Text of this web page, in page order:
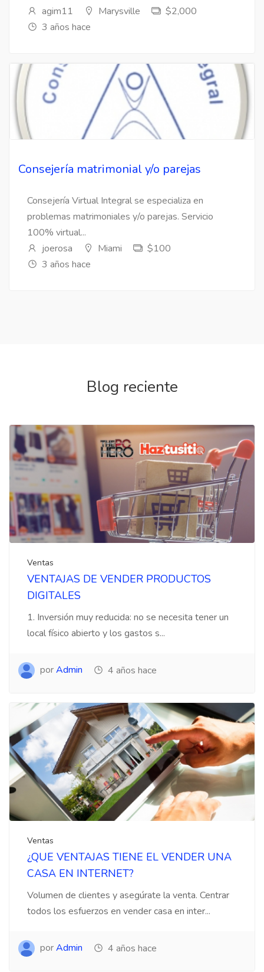
agim11
Marysville
$2,000
3 años hace
Consejería matrimonial y/o parejas
Consejería Virtual Integral se especializa en
problemas matrimoniales y/o parejas. Servicio
100% virtual...
joerosa
Miami
$100
3 años hace
Blog reciente
Ventas
VENTAJAS DE VENDER PRODUCTOS
DIGITALES
1. Inversión muy reducida: no se necesita tener un
local físico abierto y los gastos s...
porAdmin 4 años hace
Ventas
¿QUE VENTAJAS TIENE EL VENDER UNA
CASA EN INTERNET?
Volumen de clientes y asegúrate la venta. Centrar
todos los esfuerzos en vender casa en inter...
porAdmin 4 años hace